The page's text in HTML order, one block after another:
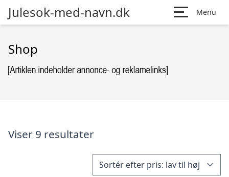
Julesok-med-navn.dk Menu
Shop
Viser 9 resultater